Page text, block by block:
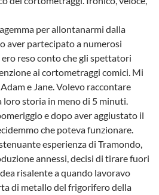
per allontanarmi dalla
aver partecipato a numerosi
reso conto che gli spettatori
ai cortometraggi comici. Mi
e Jane. Volevo raccontare
storia in meno di 5 minuti.
e dopo aver aggiustato il
che poteva funzionare.
esperienza di Tramondo,
annessi, decisi di tirare fuori
risalente a quando lavoravo
di metallo del frigorifero della